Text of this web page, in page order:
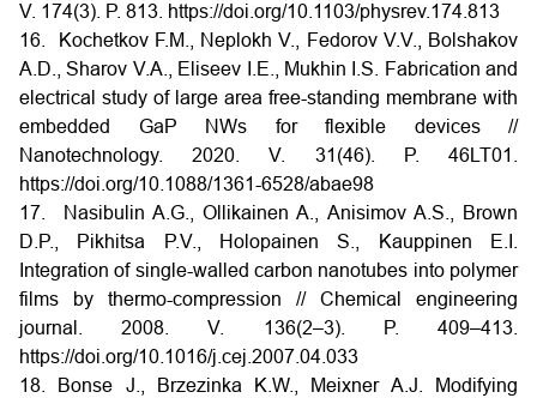
V. 174(3). P. 813. https://doi.org/10.1103/physrev.174.813
16. Kochetkov F.M., Neplokh V., Fedorov V.V., Bolshakov
A.D., Sharov V.A., Eliseev I.E., Mukhin I.S. Fabrication and
electrical study of large area free-standing membrane with
embedded GaP NWs for flexible devices //
Nanotechnology. 2020. V. 31(46). P. 46LT01.
https://doi.org/10.1088/1361-6528/abae98
17. Nasibulin A.G., Ollikainen A., Anisimov A.S., Brown
D.P., Pikhitsa P.V., Holopainen S., Kauppinen E.I.
Integration of single-walled carbon nanotubes into polymer
films by thermo-compression // Chemical engineering
journal. 2008. V. 136(2–3). P. 409–413.
https://doi.org/10.1016/j.cej.2007.04.033
18. Bonse J., Brzezinka K.W., Meixner A.J. Modifying